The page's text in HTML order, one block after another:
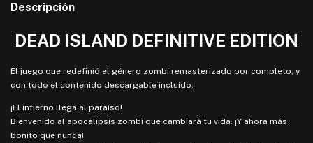
Descripción
DEAD ISLAND DEFINITIVE EDITION
El juego que redefinió el género zombi remasterizado por completo, y
con todo el contenido descargable incluído.
¡El infierno llega al paraíso!
Bienvenido al apocalipsis zombi que cambiará tu vida. ¡Y ahora más
bonito que nunca!